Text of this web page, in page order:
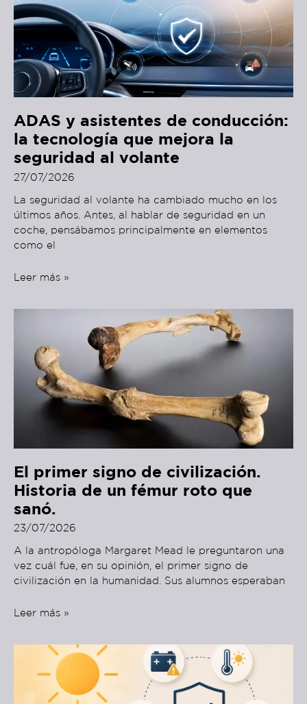
ADAS y asistentes de conducción:
la tecnología que mejora la
seguridad al volante
27/07/2026
La seguridad al volante ha cambiado mucho en los
últimos años. Antes, al hablar de seguridad en un
coche, pensábamos principalmente en elementos
como el
Leer más »
El primer signo de civilización.
Historia de un fémur roto que
sanó.
23/07/2026
A la antropóloga Margaret Mead le preguntaron una
vez cuál fue, en su opinión, el primer signo de
civilización en la humanidad. Sus alumnos esperaban
Leer más »